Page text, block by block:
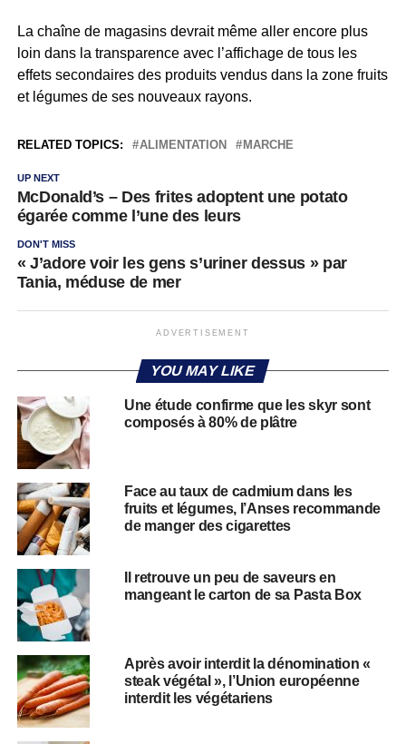
La chaîne de magasins devrait même aller encore plus
loin dans la transparence avec l’affichage de tous les
effets secondaires des produits vendus dans la zone fruits
et légumes de ses nouveaux rayons.
RELATED TOPICS: ALIMENTATION MARCHE
UP NEXT
McDonald’s – Des frites adoptent une potato
égarée comme l’une des leurs
DON'T MISS
« J’adore voir les gens s’uriner dessus » par
Tania, méduse de mer
ADVERTISEMENT
YOU MAY LIKE
Une étude confirme que les skyr sont
composés à 80% de plâtre
Face au taux de cadmium dans les
fruits et légumes, l’Anses recommande
de manger des cigarettes
Il retrouve un peu de saveurs en
mangeant le carton de sa Pasta Box
Après avoir interdit la dénomination «
steak végétal », l’Union européenne
interdit les végétariens